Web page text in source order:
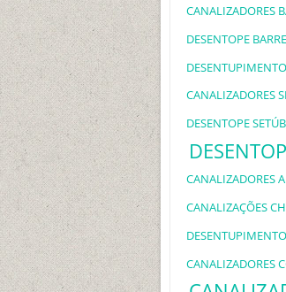
CANALIZADORES
DESENTOPE
CANALIZADORES
DESENTOPE
CANALIZADORES
CANALIZAÇÕES
CANALIZADORES